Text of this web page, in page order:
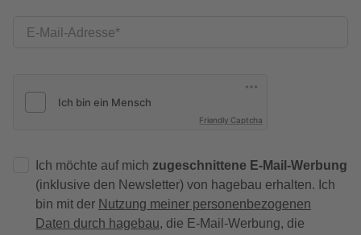
E-Mail-Adresse
Friendly Captcha
Ich möchte auf mich zugeschnittene E-Mail-Werbung
(inklusive den Newsletter) von hagebau erhalten. Ich
bin mit der Nutzung meiner personenbezogenen
Daten durch hagebau, die E-Mail-Werbung, die